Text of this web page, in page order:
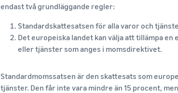
endast två grundläggande regler:
Standardskattesatsen för alla varor och
Det europeiska landet kan välja att tillämpa
eller tjänster som anges i momsdirektivet.
Standardmomssatsen är den skattesats som
tjänster. Den får inte vara mindre än 15 procent,